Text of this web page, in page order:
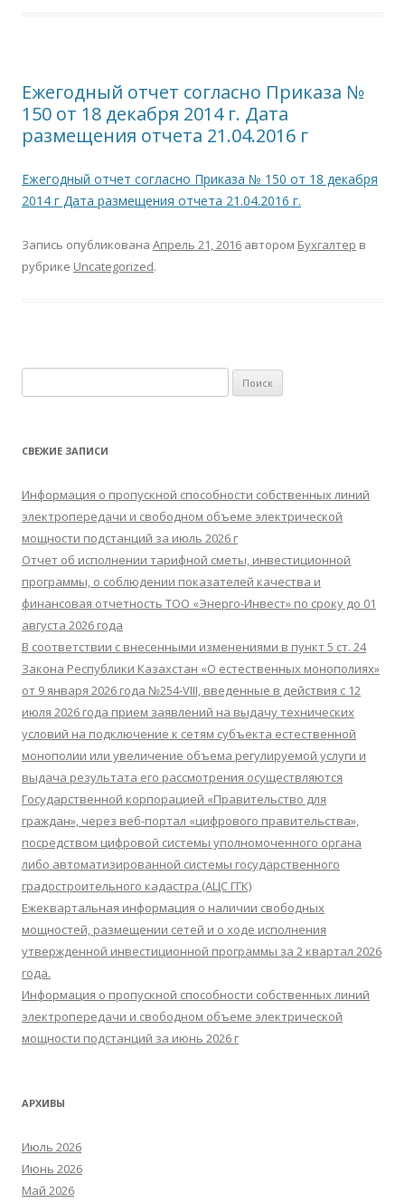
Ежегодный отчет согласно Приказа №
150 от 18 декабря 2014 г. Дата
размещения отчета 21.04.2016 г
Ежегодный отчет согласно Приказа № 150 от 18 декабря
2014 г Дата размещения отчета 21.04.2016 г.
Запись опубликована Апрель 21, 2016 автором Бухгалтер в
рубрике Uncategorized.
а
т
:
СВЕЖИЕ ЗАПИСИ
Информация о пропускной способности собственных линий
электропередачи и свободном объеме электрической
мощности подстанций за июль 2026 г
Отчет об исполнении тарифной сметы, инвестиционной
программы, о соблюдении показателей качества и
финансовая отчетность ТОО «Энерго-Инвест» по сроку до 01
августа 2026 года
В соответствии с внесенными изменениями в пункт 5 ст. 24
Закона Республики Казахстан «О естественных монополиях»
от 9 января 2026 года №254-VIII, введенные в действия с 12
июля 2026 года прием заявлений на выдачу технических
условий на подключение к сетям субъекта естественной
монополии или увеличение объема регулируемой услуги и
выдача результата его рассмотрения осуществляются
Государственной корпорацией «Правительство для
граждан», через веб-портал «цифрового правительства»,
посредством цифровой системы уполномоченного органа
либо автоматизированной системы государственного
градостроительного кадастра (АЦС ГГК)
Ежеквартальная информация о наличии свободных
мощностей, размещении сетей и о ходе исполнения
утвержденной инвестиционной программы за 2 квартал 2026
года.
Информация о пропускной способности собственных линий
электропередачи и свободном объеме электрической
мощности подстанций за июнь 2026 г
АРХИВЫ
Июль 2026
Июнь 2026
Май 2026